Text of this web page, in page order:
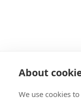
About
We use cookies